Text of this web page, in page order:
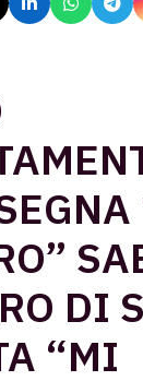
DI
“MI